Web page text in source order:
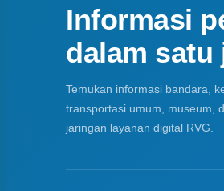
Informasi
dalam satu
Temukan informasi bandara,
transportasi umum, museum,
jaringan layanan digital RVG.